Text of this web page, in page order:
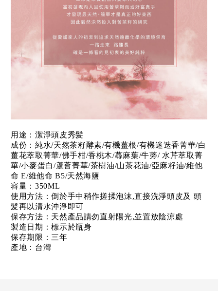
用途：潔淨頭皮秀髪
成份：純水/天然茶籽酵素/有機薑根/有機迷迭香菁華/白
薑花萃取菁華/佛手柑/香桃木/蕁麻葉/牛蒡/ 水芹萃取菁
華/小麥蛋白/蘆薈菁華/茶樹油/山茶花油/亞麻籽油/維他
命 E/維他命 B5/天然海鹽
容量：350ML
使用方法：倒於手中稍作搓揉泡沫,直接洗淨頭皮及 頭
髪再以清水沖淨即可
保存方法：天然產品請勿直射陽光,並置放陰涼處
製造日期：標示於瓶身
保存期限：三年
產地：台灣